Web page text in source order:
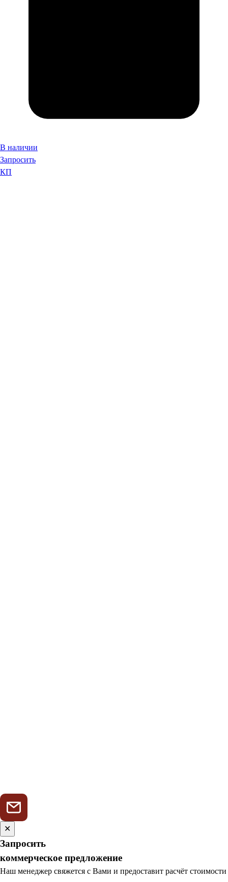
В наличии
Запросить
КП
✕
Запросить
коммерческое предложение
Наш менеджер свяжется с Вами и предоставит расчёт стоимости